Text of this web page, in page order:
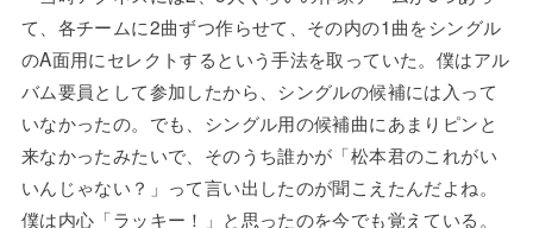
て、各チームに2曲ずつ作らせて、その内の1曲をシングル
のA面用にセレクトするという手法を取っていた。僕はアル
バム要員として参加したから、シングルの候補には入って
いなかったの。でも、シングル用の候補曲にあまりピンと
来なかったみたいで、そのうち誰かが「松本君のこれがい
いんじゃない？」って言い出したのが聞こえたんだよね。
僕は内心「ラッキー！」と思ったのを今でも覚えている。